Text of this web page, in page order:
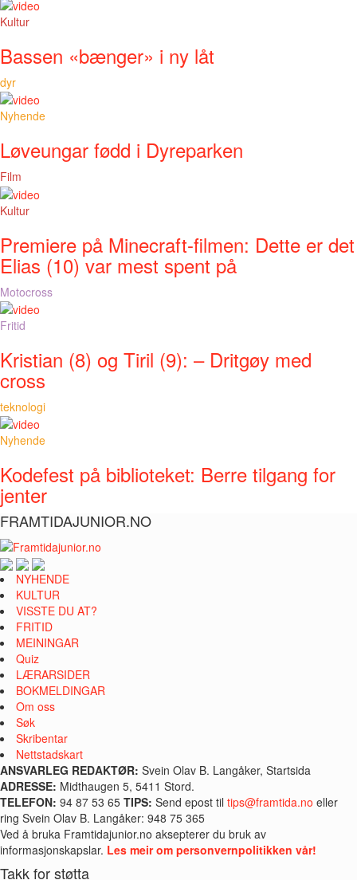
Kultur
Bassen «bænger» i ny låt
dyr
Nyhende
Løveungar fødd i Dyreparken
Film
Kultur
Premiere på Minecraft-filmen: Dette er det
Elias (10) var mest spent på
Motocross
Fritid
Kristian (8) og Tiril (9): – Dritgøy med
cross
teknologi
Nyhende
Kodefest på biblioteket: Berre tilgang for
jenter
FRAMTIDAJUNIOR.NO
NYHENDE
KULTUR
VISSTE DU AT?
FRITID
MEININGAR
Quiz
LÆRARSIDER
BOKMELDINGAR
Om oss
Søk
Skribentar
Nettstadskart
ANSVARLEG REDAKTØR: Svein Olav B. Langåker, Startsida
ADRESSE: Midthaugen 5, 5411 Stord.
TELEFON: 94 87 53 65 TIPS: Send epost til tips@framtida.no eller
ring Svein Olav B. Langåker: 948 75 365
Ved å bruka Framtidajunior.no aksepterer du bruk av
informasjonskapslar. Les meir om personvernpolitikken vår!
Takk for støtta